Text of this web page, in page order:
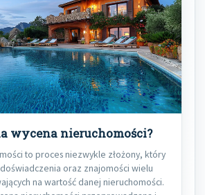
wycena nieruchomości?
to proces niezwykle złożony, który
oraz znajomości wielu
na wartość danej nieruchomości.